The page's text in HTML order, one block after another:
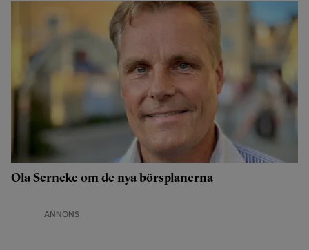
Ola Serneke om de nya börsplanerna
ANNONS